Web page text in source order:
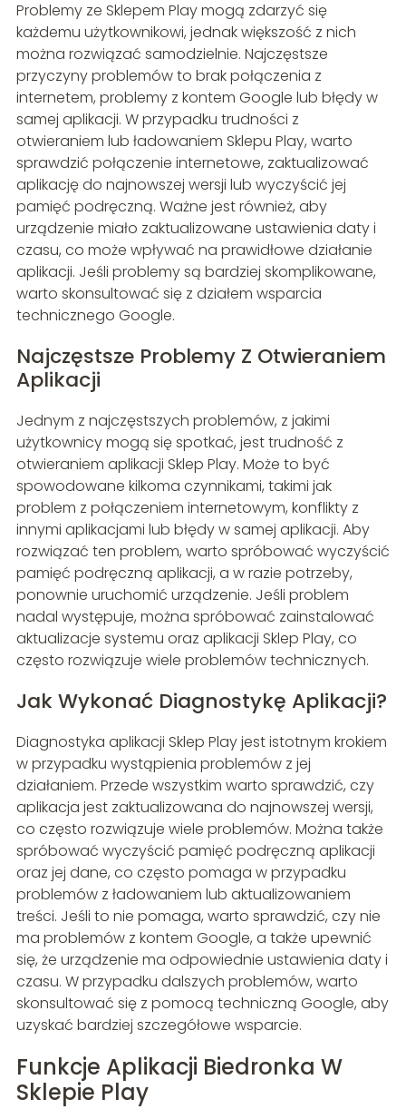
Problemy ze Sklepem Play mogą zdarzyć się
każdemu użytkownikowi, jednak większość z nich
można rozwiązać samodzielnie. Najczęstsze
przyczyny problemów to brak połączenia z
internetem, problemy z kontem Google lub błędy w
samej aplikacji. W przypadku trudności z
otwieraniem lub ładowaniem Sklepu Play, warto
sprawdzić połączenie internetowe, zaktualizować
aplikację do najnowszej wersji lub wyczyścić jej
pamięć podręczną. Ważne jest również, aby
urządzenie miało zaktualizowane ustawienia daty i
czasu, co może wpływać na prawidłowe działanie
aplikacji. Jeśli problemy są bardziej skomplikowane,
warto skonsultować się z działem wsparcia
technicznego Google.
Najczęstsze Problemy Z Otwieraniem
Aplikacji
Jednym z najczęstszych problemów, z jakimi
użytkownicy mogą się spotkać, jest trudność z
otwieraniem aplikacji Sklep Play. Może to być
spowodowane kilkoma czynnikami, takimi jak
problem z połączeniem internetowym, konflikty z
innymi aplikacjami lub błędy w samej aplikacji. Aby
rozwiązać ten problem, warto spróbować wyczyścić
pamięć podręczną aplikacji, a w razie potrzeby,
ponownie uruchomić urządzenie. Jeśli problem
nadal występuje, można spróbować zainstalować
aktualizacje systemu oraz aplikacji Sklep Play, co
często rozwiązuje wiele problemów technicznych.
Jak Wykonać Diagnostykę Aplikacji?
Diagnostyka aplikacji Sklep Play jest istotnym krokiem
w przypadku wystąpienia problemów z jej
działaniem. Przede wszystkim warto sprawdzić, czy
aplikacja jest zaktualizowana do najnowszej wersji,
co często rozwiązuje wiele problemów. Można także
spróbować wyczyścić pamięć podręczną aplikacji
oraz jej dane, co często pomaga w przypadku
problemów z ładowaniem lub aktualizowaniem
treści. Jeśli to nie pomaga, warto sprawdzić, czy nie
ma problemów z kontem Google, a także upewnić
się, że urządzenie ma odpowiednie ustawienia daty i
czasu. W przypadku dalszych problemów, warto
skonsultować się z pomocą techniczną Google, aby
uzyskać bardziej szczegółowe wsparcie.
Funkcje Aplikacji Biedronka W
Sklepie Play